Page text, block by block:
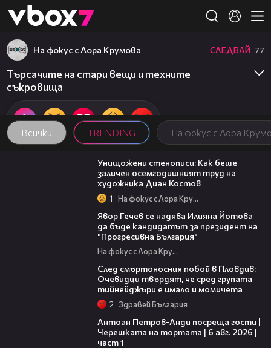
👾
Всички TRENDING На фокус с Лора
На фокус с Лора Крумова СЛЕДВАЙ 77
Търсачите на стари вещи и техните
съкровища
13:45
Унищожени стенописи: Как беше
заличен осемгодишният труд на
художника Диан Костов
1 На фокус с Лора Крумова
Явор Гечев се надява Илияна Йотова
да бъде кандидатът за президент на
"Прогресивна България"
На фокус с Лора Крумова
След смъртоносния побой в Пловдив:
Очевидци твърдят, че сред групата
тийнейджъри е имало и момичета
2 Здравей България
Антоан Петров-Анди посреща гости |
Черешката на тортата | 6 авг. 2026 |
част 1